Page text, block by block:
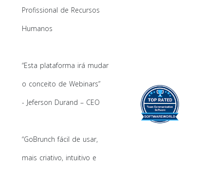
Profissional de Recursos
Humanos
“Esta plataforma irá mudar
o conceito de Webinars”
- Jeferson Durand – CEO
“GoBrunch fácil de usar,
mais criativo, intuitivo e